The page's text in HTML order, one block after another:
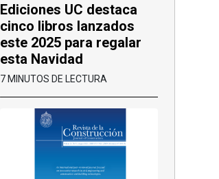
Ediciones UC destaca
cinco libros lanzados
este 2025 para regalar
esta Navidad
7 MINUTOS DE LECTURA